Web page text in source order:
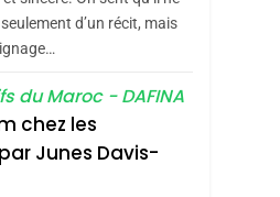
Ravageur –
De Loya
ISRAÉL
Dis Génocide, Je
d’un récit, mais
du Maroc - DAFINA
chez les
Junes Davis-